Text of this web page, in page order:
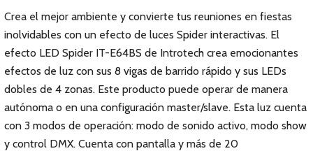
Crea el mejor ambiente y convierte tus reuniones en fiestas
inolvidables con un efecto de luces Spider interactivas. El
efecto LED Spider IT-E64BS de Introtech crea emocionantes
efectos de luz con sus 8 vigas de barrido rápido y sus LEDs
dobles de 4 zonas. Este producto puede operar de manera
autónoma o en una configuración master/slave. Esta luz cuenta
con 3 modos de operación: modo de sonido activo, modo show
y control DMX. Cuenta con pantalla y más de 20